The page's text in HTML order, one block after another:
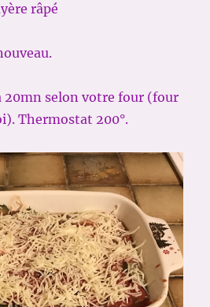
râpé
20mn selon votre four (four
Thermostat 200°.